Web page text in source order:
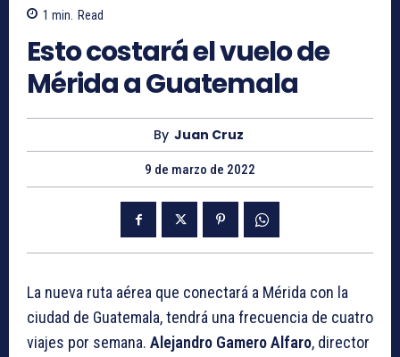
1 min. Read
Esto costará el vuelo de
Mérida a Guatemala
By Juan Cruz
9 de marzo de 2022
La nueva ruta aérea que conectará a Mérida con la
ciudad de Guatemala, tendrá una frecuencia de cuatro
viajes por semana. Alejandro Gamero Alfaro, director